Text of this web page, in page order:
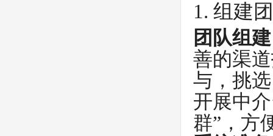
1. 组建
团队组建
善的渠
与，挑
开展中
群”，方